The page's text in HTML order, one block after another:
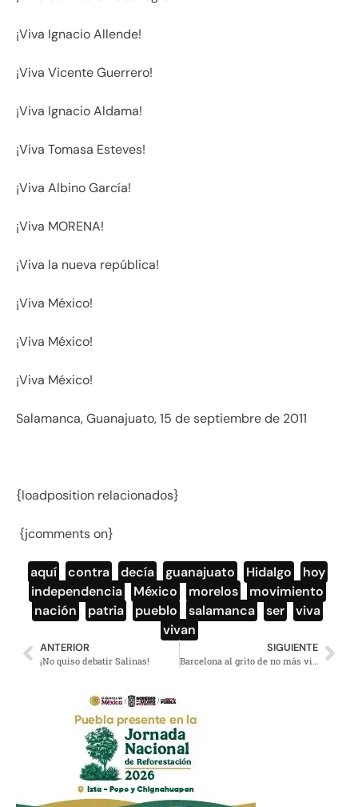
¡Viva Ignacio Allende!
¡Viva Vicente Guerrero!
¡Viva Ignacio Aldama!
¡Viva Tomasa Esteves!
¡Viva Albino García!
¡Viva MORENA!
¡Viva la nueva república!
¡Viva México!
¡Viva México!
¡Viva México!
Salamanca, Guanajuato, 15 de septiembre de 2011
{loadposition relacionados}
{jcomments on}
aquí contra decía guanajuato Hidalgo hoy
independencia
México morelos movimiento
nación
patria pueblo salamanca ser viva
vivan
ANTERIOR
¡No quiso debatir Salinas!
SIGUIENTE